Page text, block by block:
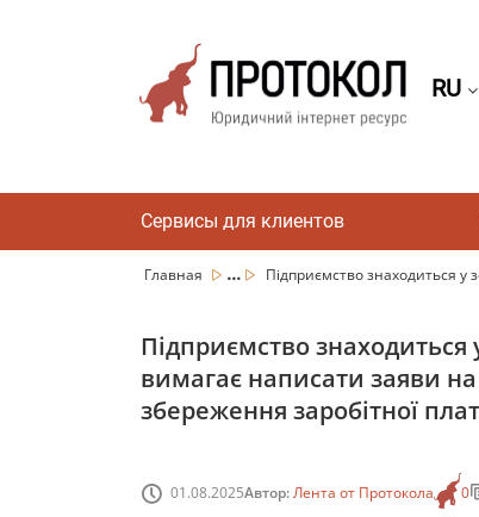
RU
Сервисы для клиентов
Главная ... Підприємство знаходиться у
Підприємство знаходиться
вимагає написати заяви
збереження заробітної
01.08.2025Автор:Лента от Протокола 0